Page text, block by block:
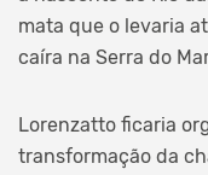
mata que o levaria
caíra na Serra do
Lorenzatto ficaria
transformação da